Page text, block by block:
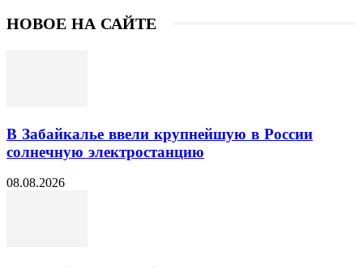
НОВОЕ НА САЙТЕ
В Забайкалье ввели крупнейшую в России
солнечную электростанцию
08.08.2026